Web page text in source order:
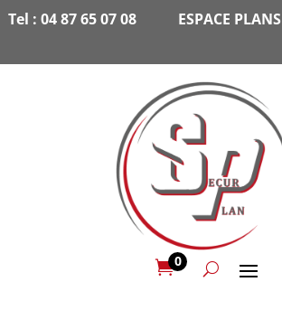
Tel : 04 87 65 07 08 ESPACE PLANS
0